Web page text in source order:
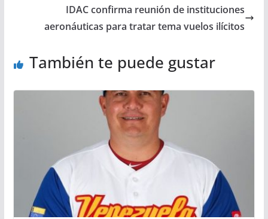
IDAC confirma reunión de instituciones
aeronáuticas para tratar tema vuelos ilícitos
También te puede gustar